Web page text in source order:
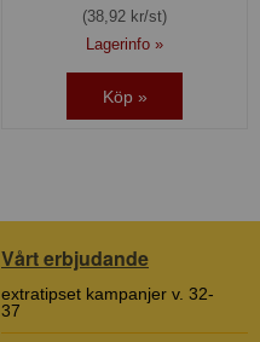
(38,92 kr/st)
Lagerinfo »
Köp »
Vårt erbjudande
extratipset kampanjer v. 32-
37